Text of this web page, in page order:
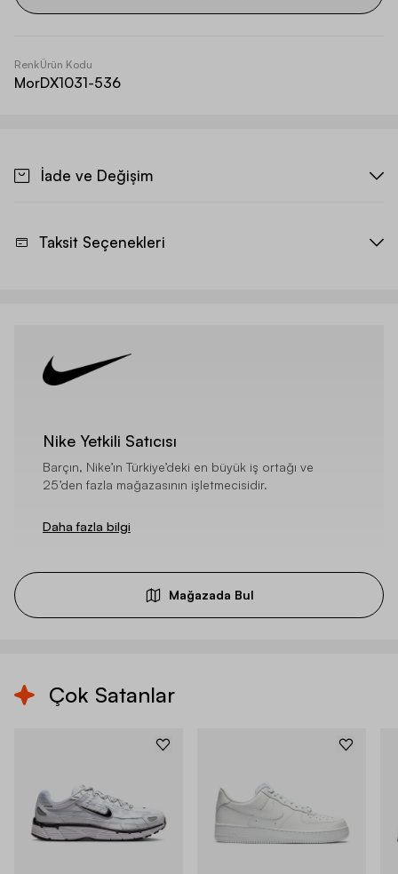
Renk
Mor
Ürün Kodu
DX1031-536
İade ve Değişim
Taksit Seçenekleri
Nike Yetkili Satıcısı
Barçın, Nike’ın Türkiye’deki en büyük iş ortağı ve
25’den fazla mağazasının işletmecisidir.
Daha fazla bilgi
Mağazada Bul
Çok Satanlar